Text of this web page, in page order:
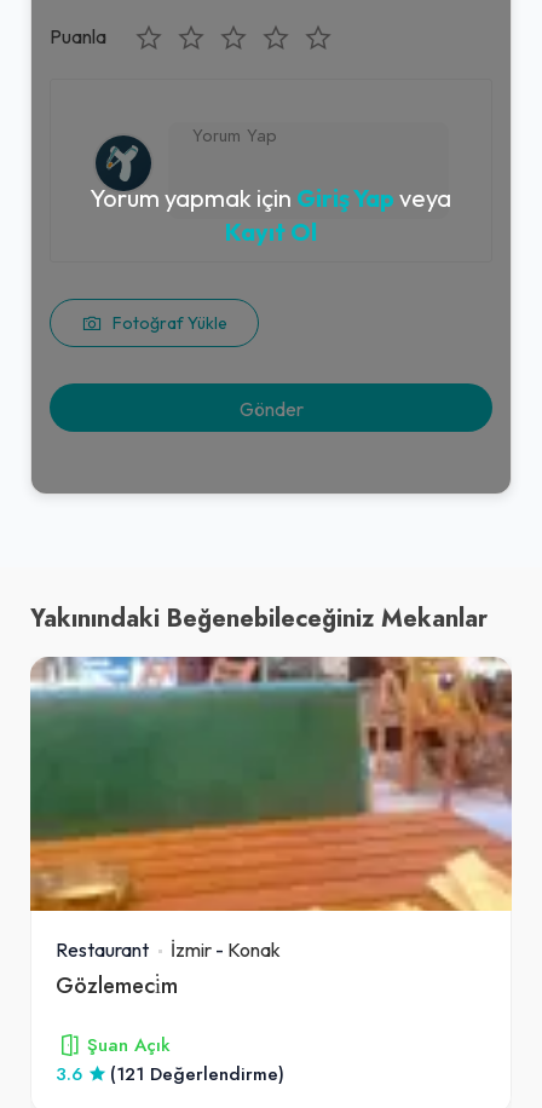
Puanla
Fotoğraf Yükle
Yorum yapmak için Giriş Yap veya
Kayıt Ol
Yakınındaki Beğenebileceğiniz Mekanlar
Restaurant İzmir - Konak
Gözlemeci̇m
Şuan Açık
3.6
(121 Değerlendirme)